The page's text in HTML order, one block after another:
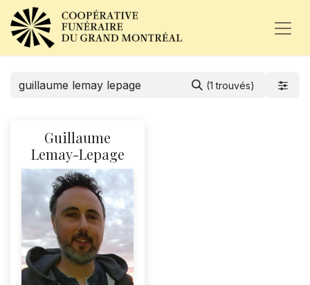
(1 trouvés)
Guillaume
Lemay-Lepage